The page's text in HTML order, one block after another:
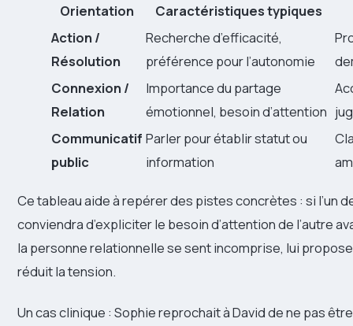
Orientation
Caractéristiques typiques
Action /
Résolution
Recherche d’efficacité,
préférence pour l’autonomie
Connexion /
Relation
Importance du partage
émotionnel, besoin d’attention
Communicatif
public
Parler pour établir statut ou
information
Ce tableau aide à repérer des pistes concrètes : si l’un
conviendra d’expliciter le besoin d’attention de l’autre
la personne relationnelle se sent incomprise, lui
réduit la tension.
Un cas clinique : Sophie reprochait à David de ne pas